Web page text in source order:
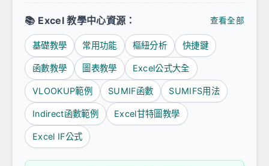
📚 Excel 教學中心資源： 查看全部
基礎教學 常用功能 樞紐分析 快捷鍵
函數教學 圖表教學 Excel公式大全
VLOOKUP範例 SUMIF函數 SUMIFS用法
Indirect函數範例 Excel甘特圖教學
Excel IF公式